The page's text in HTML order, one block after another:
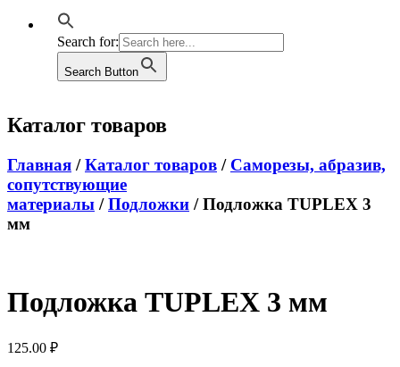
Search for:
Search Button
Каталог товаров
Главная /Каталог товаров / Саморезы, абразив,
сопутствующие
материалы /Подложки / Подложка TUPLEX 3
мм
Подложка TUPLEX 3 мм
125.00 ₽